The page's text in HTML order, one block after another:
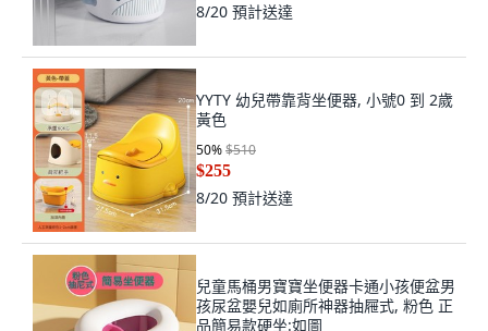
8/20 預計送達
YYTY 幼兒帶靠背坐便器, 小號0 到 2歲
黃色
50%$510
$255
8/20 預計送達
兒童馬桶男寶寶坐便器卡通小孩便盆男
孩尿盆嬰兒如廁所神器抽屜式, 粉色 正
品簡易款硬坐:如圖